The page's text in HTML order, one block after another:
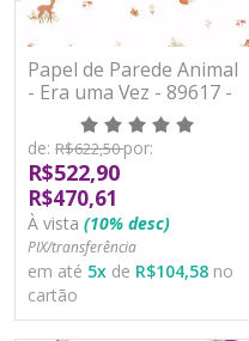
Papel de Parede Animal
- Era uma Vez - 89617 -
Vinílico
de: R$622,50por:
R$522,90
R$470,61
À vista (10% desc)
PIX/transferência
em até 5x de R$104,58 no
cartão